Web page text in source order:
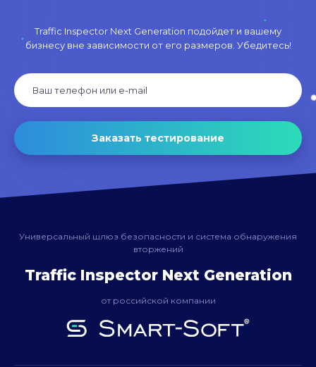
Traffic Inspector Next Generation подойдет и вашему
бизнесу вне зависимости от его размеров. Убедитесь!
Заказать тестирование
Универсальный шлюз безопасности и система обнаружения
вторжений
Traffic Inspector Next Generation
от российской компании